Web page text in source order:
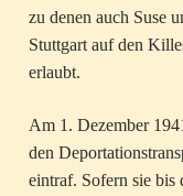
zu denen auch Suse
Stuttgart auf den
erlaubt.
Am 1. Dezember
den
eintraf. Sofern sie bis